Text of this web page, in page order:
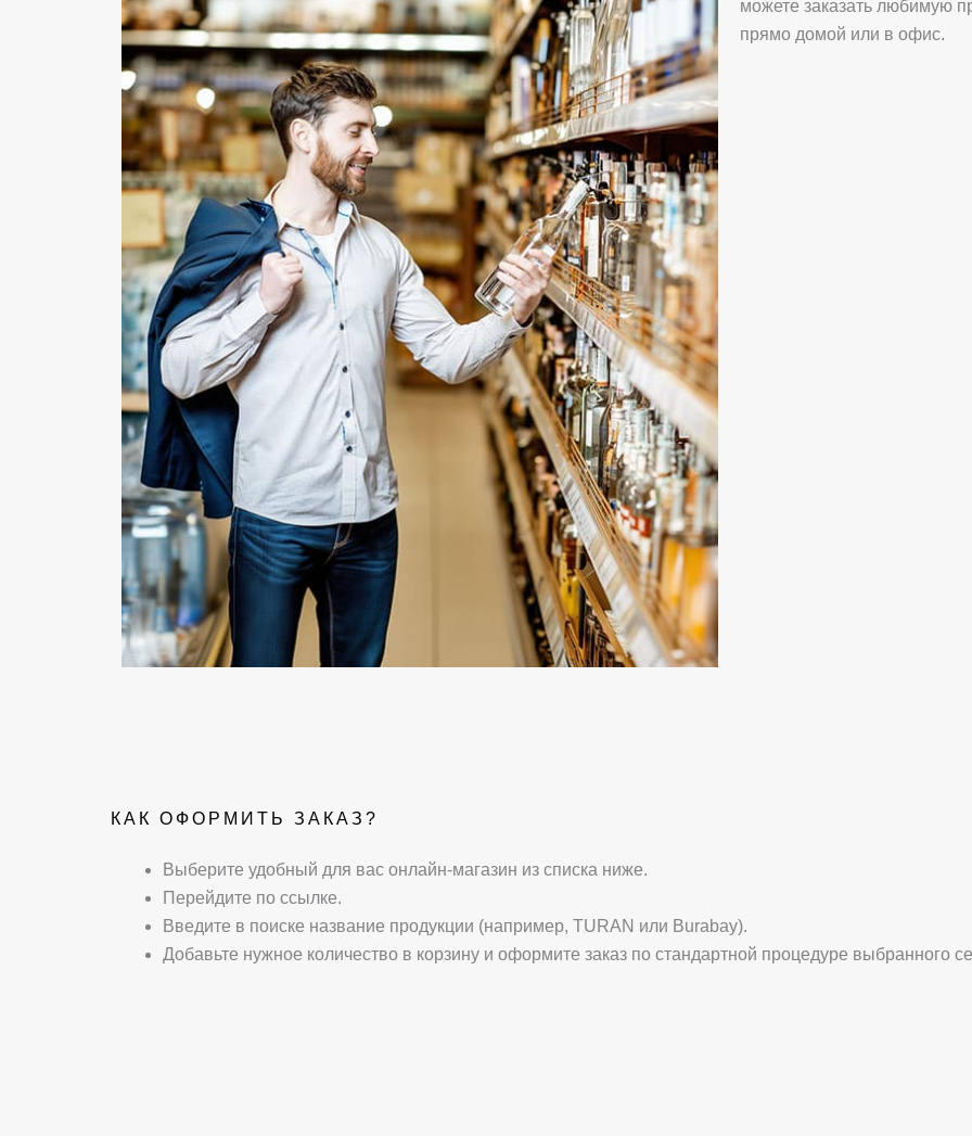
можете заказать любимую
прямо домой или в офис.
КАК ОФОРМИТЬ ЗАКАЗ?
Выберите удобный для вас онлайн-магазин из списка ниже.
Перейдите по ссылке.
Введите в поиске название продукции (например, TURAN или Burabay).
Добавьте нужное количество в корзину и оформите заказ по стандартной процедуре выбранного